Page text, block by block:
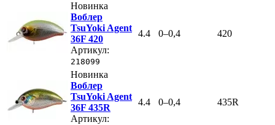
Новинка
Воблер
TsuYoki Agent
36F 420
Артикул:
218099
4.4 0–0,4 420
Новинка
Воблер
TsuYoki Agent
36F 435R
Артикул:
4.4 0–0,4 435R